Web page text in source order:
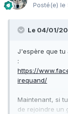
Posté(e) le
Le 04/01/
J'espère que tu
:
https://
irequand/
Maintenant, si
de rejoindre un